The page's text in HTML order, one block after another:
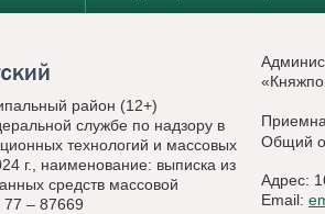
район (12+)
службе по надзору в
технологий и массовых
г., наименование: выписка из
средств массовой
– 87669
Общий
Адрес:
Email: